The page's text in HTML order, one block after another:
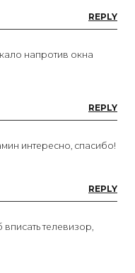
REPLY
напротив окна
REPLY
интересно, спасибо!
REPLY
телевизор,